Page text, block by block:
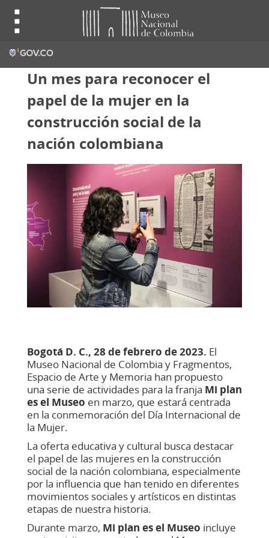
Un mes para reconocer el
papel de la mujer en la
construcción social de la
nación colombiana
Bogotá D. C., 28 de febrero de 2023. El
Museo Nacional de Colombia y Fragmentos,
Espacio de Arte y Memoria han propuesto
una serie de actividades para la franja Mi plan
es el Museo en marzo, que estará centrada
en la conmemoración del Día Internacional de
la Mujer.
La oferta educativa y cultural busca destacar
el papel de las mujeres en la construcción
social de la nación colombiana, especialmente
por la influencia que han tenido en diferentes
movimientos sociales y artísticos en distintas
etapas de nuestra historia.
Durante marzo, Mi plan es el Museo incluye